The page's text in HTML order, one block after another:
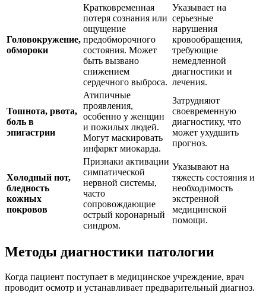
Головокружение,
обмороки
Кратковременная
потеря сознания или
ощущение
предобморочного
состояния. Может
быть вызвано
снижением
сердечного выброса.
Указывает на
серьезные
нарушения
кровообращения,
требующие
немедленной
диагностики и
лечения.
Тошнота, рвота,
боль в
эпигастрии
Атипичные
проявления,
особенно у женщин
и пожилых людей.
Могут маскировать
инфаркт миокарда.
Затрудняют
своевременную
диагностику, что
может ухудшить
прогноз.
Холодный пот,
бледность
кожных
покровов
Признаки активации
симпатической
нервной системы,
часто
сопровождающие
острый коронарный
синдром.
Указывают на
тяжесть состояния и
необходимость
экстренной
медицинской
помощи.
Методы диагностики патологии
Когда пациент поступает в медицинское учреждение, врач
проводит осмотр и устанавливает предварительный диагноз.